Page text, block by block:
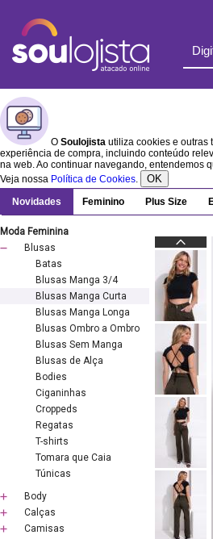
O Soulojista utiliza cookies e outras
experiência de compra, incluindo conteúdo
na web. Ao continuar navegando, entendemos
Veja nossa Política de Cookies. OK
Novidades Feminino Plus Size
Moda Feminina
Blusas
Batas
Blusas Manga 3/4
Blusas Manga Curta
Blusas Manga Longa
Blusas Ombro a Ombro
Blusas Sem Manga
Blusas de Alça
Bodies
Ciganinhas
Croppeds
Regatas
T-shirts
Tomara que Caia
Túnicas
Body
Calças
Camisas